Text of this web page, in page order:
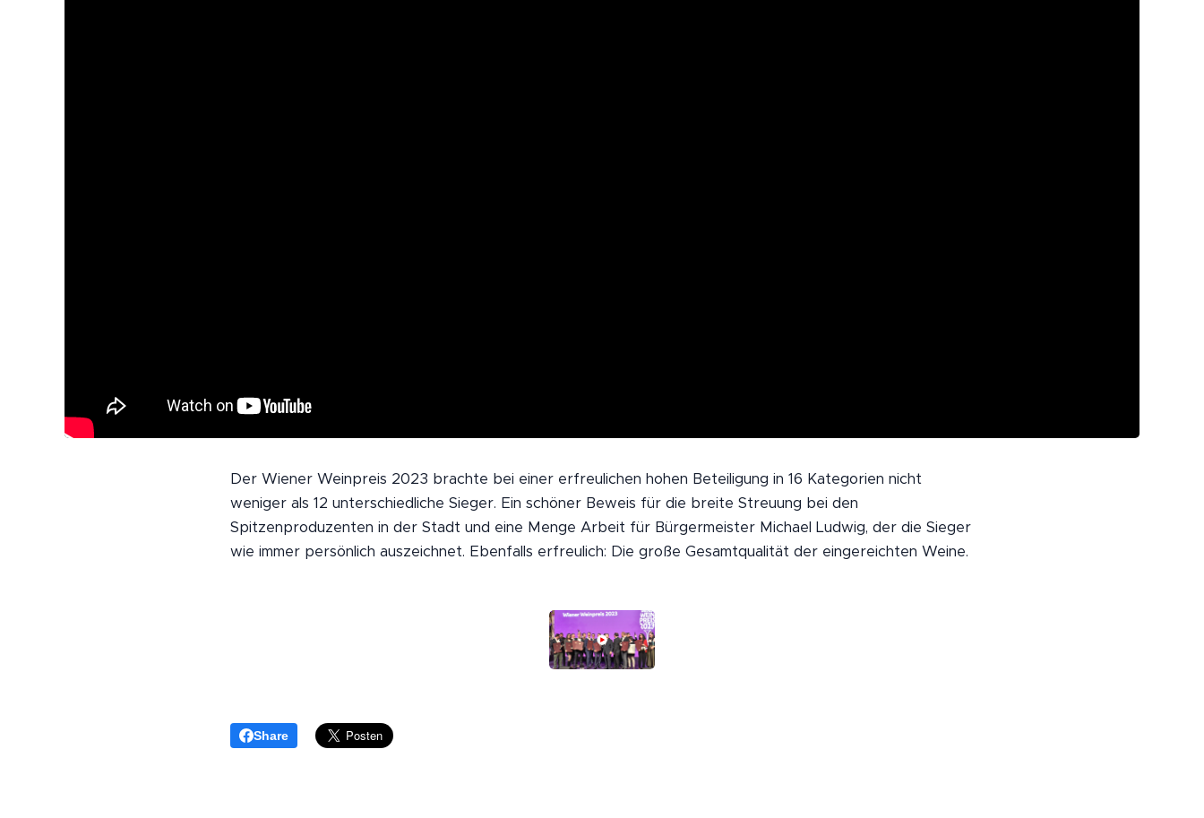
Der Wiener Weinpreis 2023 brachte bei einer erfreulichen hohen Beteiligung in 16 Kategorien nicht
weniger als 12 unterschiedliche Sieger. Ein schöner Beweis für die breite Streuung bei den
Spitzenproduzenten in der Stadt und eine Menge Arbeit für Bürgermeister Michael Ludwig, der die Sieger
wie immer persönlich auszeichnet. Ebenfalls erfreulich: Die große Gesamtqualität der eingereichten Weine.
Share